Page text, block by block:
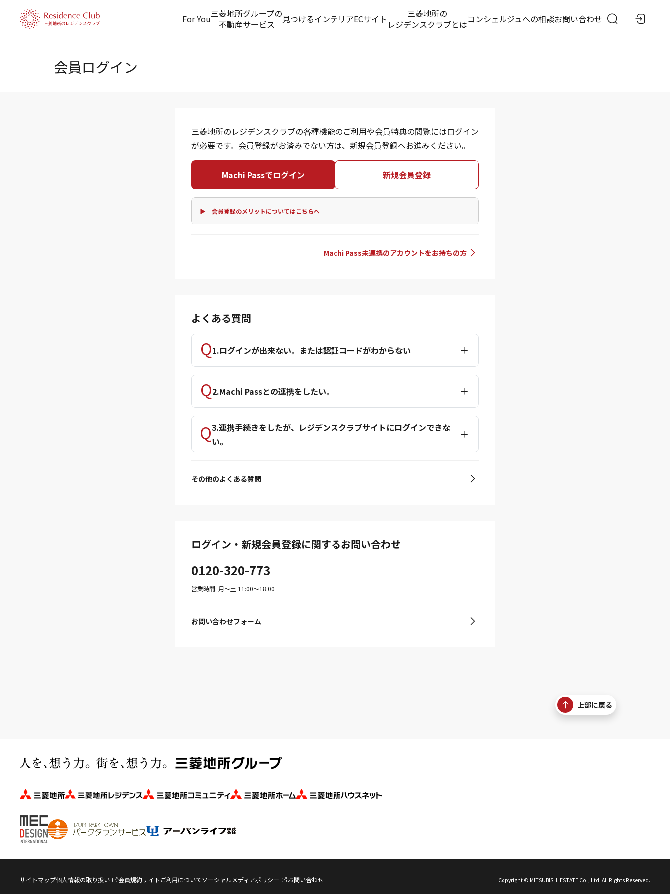
For You三菱地所グループの
不動産サービス
見つけるインテリアECサイト
三菱地所の
レジデンスクラブとはコンシェルジュへの相談お問い合わせ
会員ログイン
三菱地所のレジデンスクラブの各種機能のご利用や会員特典の閲覧にはログイン
が必要です。会員登録がお済みでない方は、新規会員登録へお進みください。
Machi Passでログイン 新規会員登録
▶ 会員登録のメリットについてはこちらへ
Machi Pass未連携のアカウントをお持ちの方
よくある質問
1.ログインが出来ない。または認証コードがわからない
2.Machi Passとの連携をしたい。
3.連携手続きをしたが、レジデンスクラブサイトにログインできな
い。
その他のよくある質問
ログイン・新規会員登録に関するお問い合わせ
0120-320-773
営業時間: 月〜土 11:00〜18:00
お問い合わせフォーム
上部に戻る
サイトマップ個人情報の取り扱い 会員規約サイトご利用についてソーシャルメディアポリシー お問い合わせ Copyright © MITSUBISHI ESTATE Co., Ltd. All Rights Reserved.